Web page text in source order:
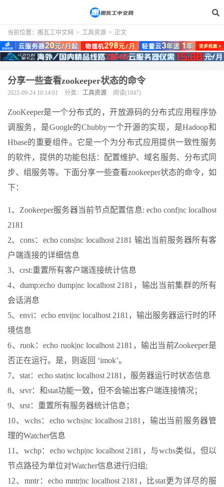
当前位置： 搬瓦工中文网 > 工具资源 > 正文
分享一些查看zookeeper状态的命令
2022-09-24 10:14:01 分类： 工具资源 阅读(1847)
ZooKeeper是一个分布式的，开放源码的分布式应用程序协
调服务，是Google的Chubby一个开源的实现，是Hadoop和
Hbase的重要组件。它是一个为分布式应用提供一致性服务
的软件，提供的功能包括：配置维护、域名服务、分布式同
步、组服务等。下面分享一些查看zookeeper状态的命令，如
下：
1、Zookeeper服务器当前节点配置信息: echo conf|nc localhost
2181
2、cons：echo cons|nc localhost 2181 输出当前服务器所有客
户端连接的详细信息
3、crst:重置所有客户端连接统计信息
4、dump:echo dump|nc localhost 2181，输出当前集群的所有
会话消息
5、envi：echo envi|nc localhost 2181，输出服务器运行时的环
境信息
6、ruok：echo ruok|nc localhost 2181，输出当前Zookeeper是
否正在运行。是，则返回 ‘imok’。
7、stat：echo stat|nc localhost 2181，服务器运行时状态信息
8、srvr：和stat功能一致，但不会输出客户端连接情况；
9、srst：重置所有服务器统计信息；
10、wchs：echo wchs|nc localhost 2181，输出当前服务器管
理的Watcher信息
11、wchp：echo wchp|nc localhost 2181，与wchs类似，但以
节点路径为单位对Watcher信息进行归组;
12、mntr：echo mntr|nc localhost 2181，比stat更为详尽的服